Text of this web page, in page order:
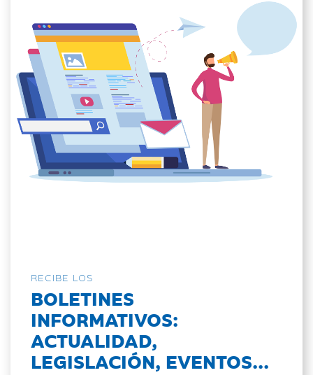
RECIBE LOS
BOLETINES
INFORMATIVOS:
ACTUALIDAD,
LEGISLACIÓN, EVENTOS...